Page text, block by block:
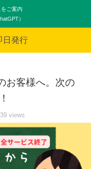
ご案内
）
日発行
お客様へ。次の
views